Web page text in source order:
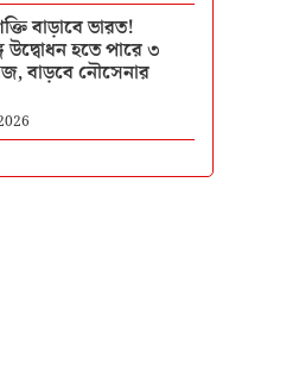
বাড়াবে ভারত!
হতে পারে ৩
বাড়বে নৌসেনার